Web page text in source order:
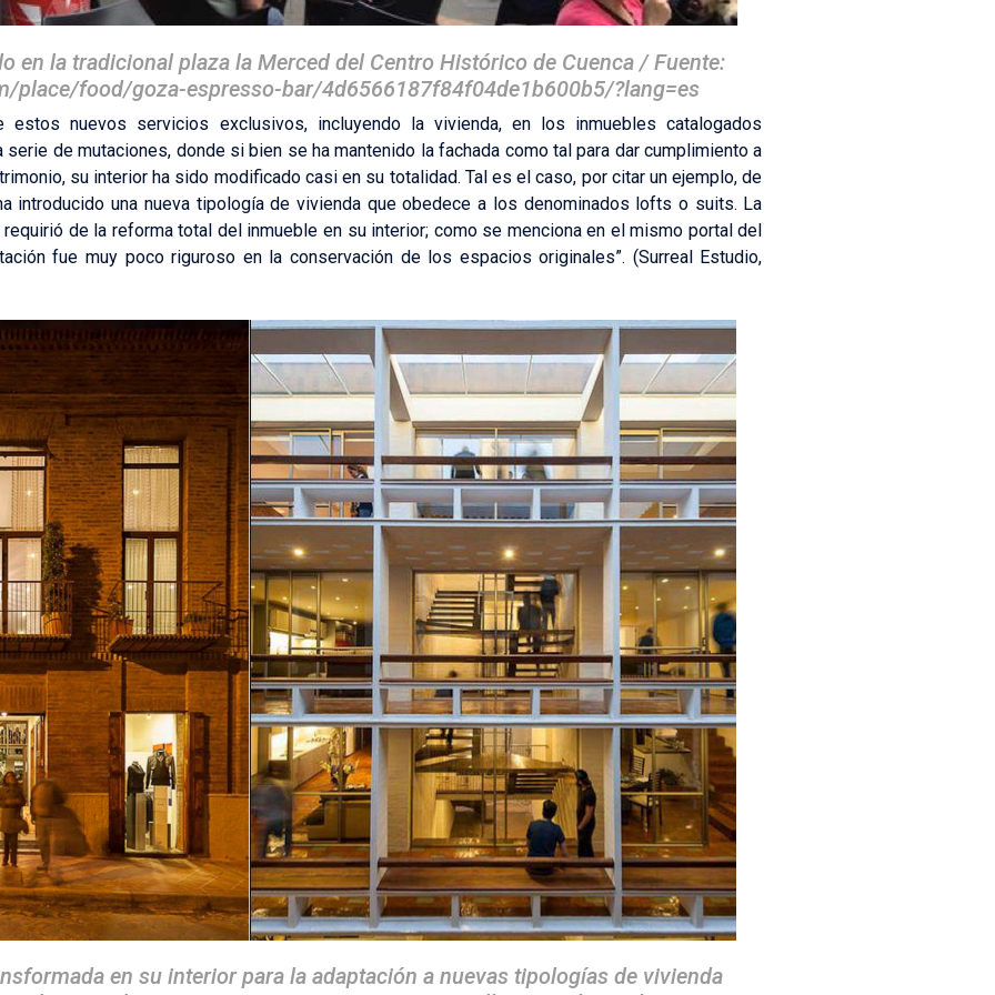
en la tradicional plaza la Merced del Centro Histórico de Cuenca / Fuente:
place/food/goza-espresso-bar/4d6566187f84f04de1b600b5/?lang=es
estos nuevos servicios exclusivos, incluyendo la vivienda, en los inmuebles catalogados
serie de mutaciones, donde si bien se ha mantenido la fachada como tal para dar cumplimiento a
su interior ha sido modificado casi en su totalidad. Tal es el caso, por citar un ejemplo, de
introducido una nueva tipología de vivienda que obedece a los denominados lofts o suits. La
de la reforma total del inmueble en su interior; como se menciona en el mismo portal del
fue muy poco riguroso en la conservación de los espacios originales”. (Surreal Estudio,
en su interior para la adaptación a nuevas tipologías de vivienda